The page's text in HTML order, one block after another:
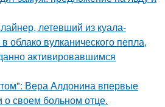
летевший из куала-
облако вулканического пепла,
активировавшимся
Вера Алдонина впервые
о своем больном отце.